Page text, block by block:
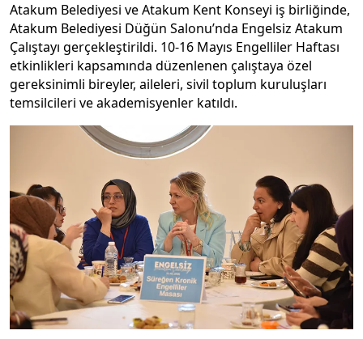
Atakum Belediyesi ve Atakum Kent Konseyi iş birliğinde,
Atakum Belediyesi Düğün Salonu’nda Engelsiz Atakum
Çalıştayı gerçekleştirildi. 10-16 Mayıs Engelliler Haftası
etkinlikleri kapsamında düzenlenen çalıştaya özel
gereksinimli bireyler, aileleri, sivil toplum kuruluşları
temsilcileri ve akademisyenler katıldı.